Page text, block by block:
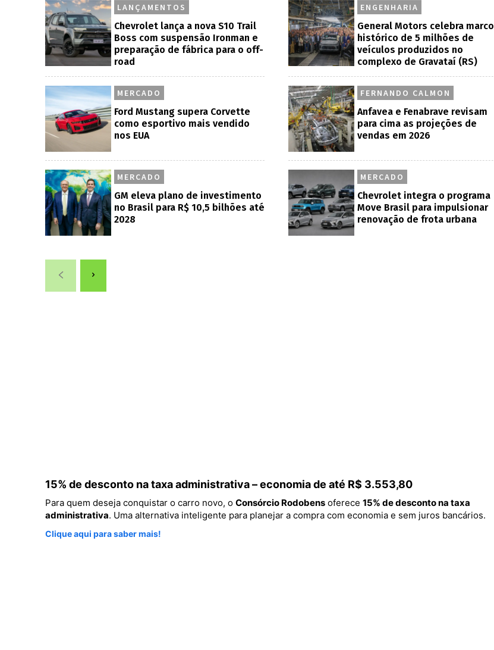
LANÇAMENTOS
Chevrolet lança a nova S10 Trail
Boss com suspensão Ironman e
preparação de fábrica para o off-
road
ENGENHARIA
General Motors celebra marco
histórico de 5 milhões de
veículos produzidos no
complexo de Gravataí (RS)
MERCADO
Ford Mustang supera Corvette
como esportivo mais vendido
nos EUA
FERNANDO CALMON
Anfavea e Fenabrave revisam
para cima as projeções de
vendas em 2026
MERCADO
GM eleva plano de investimento
no Brasil para R$ 10,5 bilhões até
2028
MERCADO
Chevrolet integra o programa
Move Brasil para impulsionar
renovação de frota urbana
15% de desconto na taxa administrativa – economia de até R$ 3.553,80
Para quem deseja conquistar o carro novo, o Consórcio Rodobens oferece 15% de desconto na taxa
administrativa. Uma alternativa inteligente para planejar a compra com economia e sem juros bancários.
Clique aqui para saber mais!